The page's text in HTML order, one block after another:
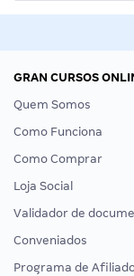
GRAN CURSOS
Quem Somos
Como Funciona
Como Comprar
Loja Social
Validador de
Conveniados
Programa de